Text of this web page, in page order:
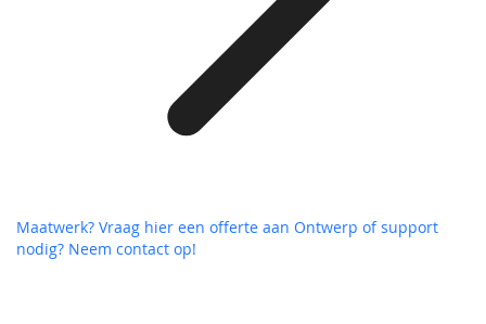
Maatwerk? Vraag hier een offerte aan Ontwerp of support
nodig? Neem contact op!